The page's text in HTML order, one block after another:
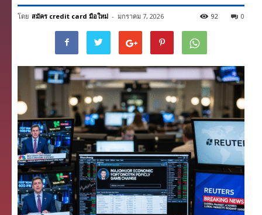
โดย สมัคร credit card มือใหม่ - มกราคม 7, 2026 0
92